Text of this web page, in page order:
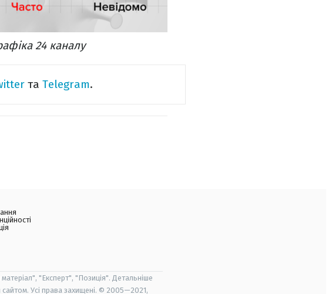
24 каналу
та Telegram.
"Експерт", "Позиція". Детальніше
Усі права захищені. © 2005—2021,